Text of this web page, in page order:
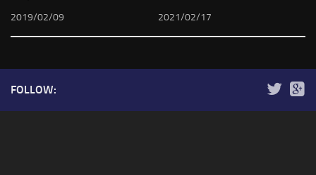
2019/02/09 2021/02/17
FOLLOW: